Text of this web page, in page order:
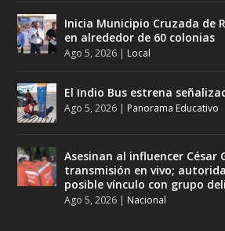
Inicia Municipio Cruzada de
en alrededor de 60 colonias
Ago 5, 2026 | Local
El Indio Bus estrena
Ago 5, 2026 | Panorama Educativo
Asesinan al influencer
transmisión en vivo;
posible vínculo con grupo
Ago 5, 2026 | Nacional